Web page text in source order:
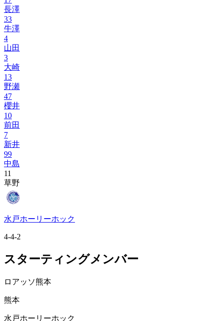
長澤
33
牛澤
4
山田
3
大崎
13
野瀬
47
櫻井
10
前田
7
新井
99
中島
11
草野
水戸ホーリーホック
4-4-2
スターティングメンバー
ロアッソ熊本
熊本
水戸ホーリーホック